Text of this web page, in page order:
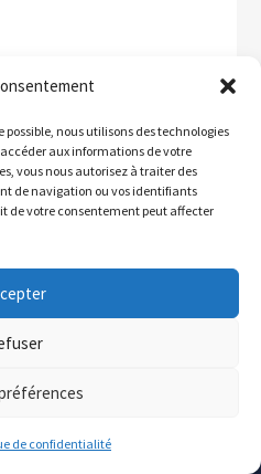
nous utilisons des technologies
aux informations de votre
vous nous autorisez à traiter des
de navigation ou vos identifiants
de votre consentement peut affecter
de confidentialité